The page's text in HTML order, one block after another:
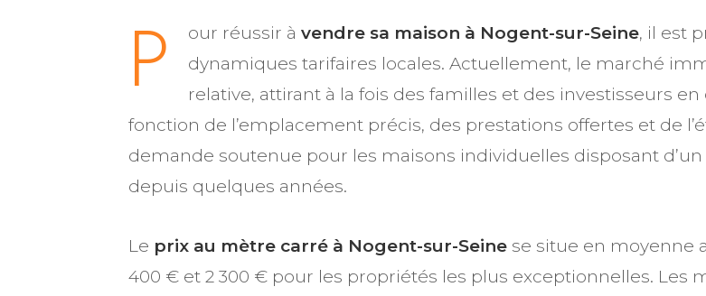
P our réussir à vendre sa maison à Nogent-sur-Seine, il est
dynamiques tarifaires locales. Actuellement, le marché
relative, attirant à la fois des familles et des investisseurs
fonction de l’emplacement précis, des prestations offertes et de
demande soutenue pour les maisons individuelles disposant
depuis quelques années.
Le prix au mètre carré à Nogent-sur-Seine se situe en moyenne
400 € et 2 300 € pour les propriétés les plus exceptionnelles. Les